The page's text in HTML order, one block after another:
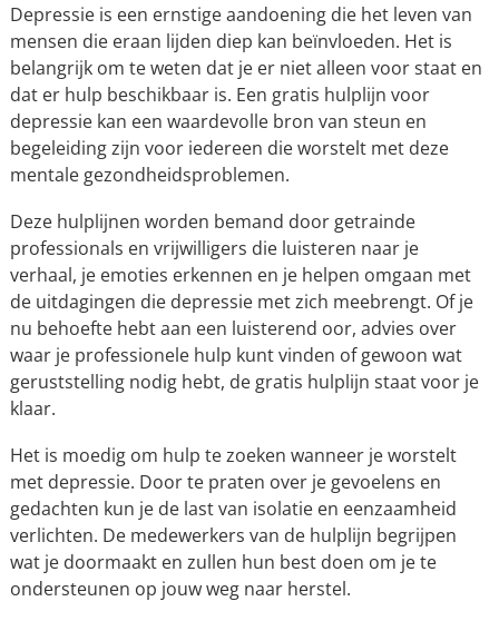
Depressie is een ernstige aandoening die het leven van
mensen die eraan lijden diep kan beïnvloeden. Het is
belangrijk om te weten dat je er niet alleen voor staat en
dat er hulp beschikbaar is. Een gratis hulplijn voor
depressie kan een waardevolle bron van steun en
begeleiding zijn voor iedereen die worstelt met deze
mentale gezondheidsproblemen.
Deze hulplijnen worden bemand door getrainde
professionals en vrijwilligers die luisteren naar je
verhaal, je emoties erkennen en je helpen omgaan met
de uitdagingen die depressie met zich meebrengt. Of je
nu behoefte hebt aan een luisterend oor, advies over
waar je professionele hulp kunt vinden of gewoon wat
geruststelling nodig hebt, de gratis hulplijn staat voor je
klaar.
Het is moedig om hulp te zoeken wanneer je worstelt
met depressie. Door te praten over je gevoelens en
gedachten kun je de last van isolatie en eenzaamheid
verlichten. De medewerkers van de hulplijn begrijpen
wat je doormaakt en zullen hun best doen om je te
ondersteunen op jouw weg naar herstel.